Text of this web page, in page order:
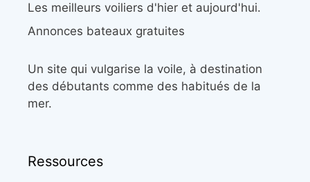
Les meilleurs voiliers d'hier et aujourd'hui.
Annonces bateaux gratuites
Un site qui vulgarise la voile, à destination
des débutants comme des habitués de la
mer.
Ressources